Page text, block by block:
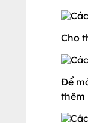
Cho
Để
thêm